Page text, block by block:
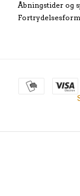
Åbningstider og